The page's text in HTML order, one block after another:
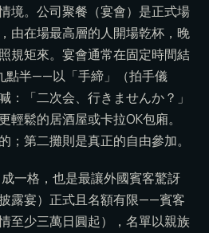
境。公司聚餐（宴會）是正式場
由在場最高層的人開場乾杯，晚
規矩來。宴會通常在固定時間結
半——以「手締」（拍手儀
：「二次会、行きませんか？」
輕鬆的居酒屋或卡拉OK包廂。
；第二攤則是真正的自由參加。
成一格，也是最讓外國賓客驚訝
露宴）正式且名額有限——賓客
至少三萬日圓起），名單以親族